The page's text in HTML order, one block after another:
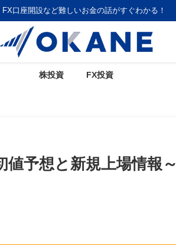
FX口座開設など難しいお金の話がすぐわかる！
株投資 FX投資
予想と新規上場情報～